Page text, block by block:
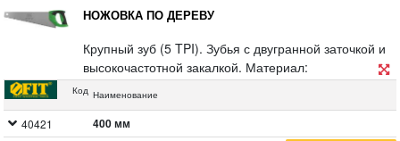
НОЖОВКА ПО ДЕРЕВУ
Крупный зуб (5 TPI). Зубья с двугранной заточкой и
высокочастотной закалкой. Материал:
высокоуглеродистая сталь, прорезиненная
Код Наименование
40421 400 мм